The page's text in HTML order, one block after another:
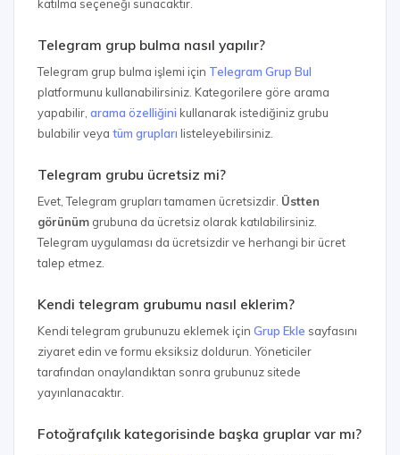
katılma seçeneği sunacaktır.
Telegram grup bulma nasıl yapılır?
Telegram grup bulma işlemi için Telegram Grup Bul
platformunu kullanabilirsiniz. Kategorilere göre arama
yapabilir, arama özelliğini kullanarak istediğiniz grubu
bulabilir veya tüm grupları listeleyebilirsiniz.
Telegram grubu ücretsiz mi?
Evet, Telegram grupları tamamen ücretsizdir. Üstten
görünüm grubuna da ücretsiz olarak katılabilirsiniz.
Telegram uygulaması da ücretsizdir ve herhangi bir ücret
talep etmez.
Kendi telegram grubumu nasıl eklerim?
Kendi telegram grubunuzu eklemek için Grup Ekle sayfasını
ziyaret edin ve formu eksiksiz doldurun. Yöneticiler
tarafından onaylandıktan sonra grubunuz sitede
yayınlanacaktır.
Fotoğrafçılık kategorisinde başka gruplar var mı?